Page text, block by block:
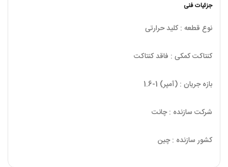
جزئیات فنی
نوع قطعه : کلید حرارتی
کنتاکت کمکی : فاقد کنتاکت
بازه جریان : (آمپر) 1-1.6
شرکت سازنده : چانت
کشور سازنده : چین